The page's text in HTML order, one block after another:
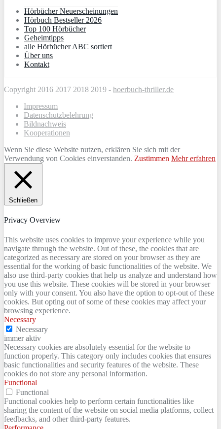
Hörbücher Neuerscheinungen
Hörbuch Bestseller 2026
Top 100 Hörbücher
Geheimtipps
alle Hörbücher ABC sortiert
Über uns
Kontakt
Copyright 2016 2017 2018 2019 - hoerbuch-thriller.de
Impressum
Datenschutzbelehrung
Bildnachweis
Kooperationen
Wenn Sie diese Website nutzen, erklären Sie sich mit der
Verwendung von Cookies einverstanden. Zustimmen Mehr erfahren
Schließen
Privacy Overview
This website uses cookies to improve your experience while you
navigate through the website. Out of these, the cookies that are
categorized as necessary are stored on your browser as they are
essential for the working of basic functionalities of the website. We
also use third-party cookies that help us analyze and understand how
you use this website. These cookies will be stored in your browser
only with your consent. You also have the option to opt-out of these
cookies. But opting out of some of these cookies may affect your
browsing experience.
Necessary
Necessary
immer aktiv
Necessary cookies are absolutely essential for the website to
function properly. This category only includes cookies that ensures
basic functionalities and security features of the website. These
cookies do not store any personal information.
Functional
Functional
Functional cookies help to perform certain functionalities like
sharing the content of the website on social media platforms, collect
feedbacks, and other third-party features.